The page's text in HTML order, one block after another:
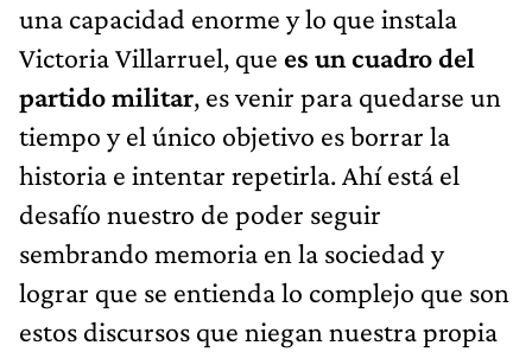
una capacidad enorme y lo que instala
Victoria Villarruel, que es un cuadro del
partido militar, es venir para quedarse un
tiempo y el único objetivo es borrar la
historia e intentar repetirla. Ahí está el
desafío nuestro de poder seguir
sembrando memoria en la sociedad y
lograr que se entienda lo complejo que son
estos discursos que niegan nuestra propia